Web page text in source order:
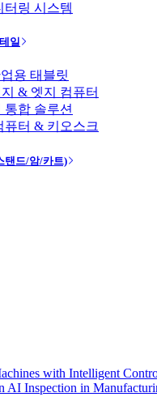
터링 시스템
일
용 태블릿
& 엣지 컴퓨터
통합 솔루션
퓨터 & 키오스크
탠드/암/카트)
with Intelligent
AI Inspection in